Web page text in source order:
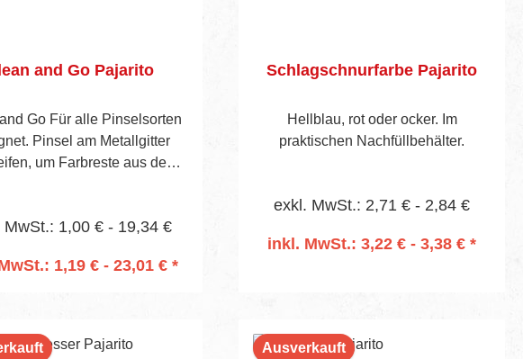
and Go Pajarito
Go Für alle Pinselsorten
Pinsel am Metallgitter
um Farbreste aus den
Schmutz und alte Farbreste
Beutels entsorgt.
MwSt.: 1,00 € - 19,34 €
1,19 € - 23,01 € *
Schlagschnurfarbe Pajarito
Hellblau, rot oder ocker. Im
praktischen Nachfüllbehälter.
exkl. MwSt.: 2,71 € - 2,84 €
inkl. MwSt.: 3,22 € - 3,38 € *
Ausverkauft